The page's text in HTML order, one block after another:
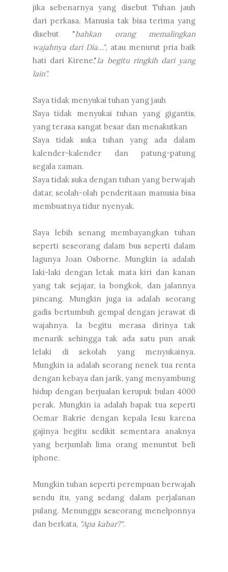
jika sebenarnya yang disebut Tuhan jauh
dari perkasa. Manusia tak bisa terima yang
disebut "bahkan orang memalingkan
wajahnya dari Dia...", atau menurut pria baik
hati dari Kirene,"Ia begitu ringkih dari yang
lain".
Saya tidak menyukai tuhan yang jauh
Saya tidak menyukai tuhan yang gigantis,
yang terasa sangat besar dan menakutkan
Saya tidak suka tuhan yang ada dalam
kalender-kalender dan patung-patung
segala zaman.
Saya tidak suka dengan tuhan yang berwajah
datar, seolah-olah penderitaan manusia bisa
membuatnya tidur nyenyak.
Saya lebih senang membayangkan tuhan
seperti seseorang dalam bus seperti dalam
lagunya Joan Osborne. Mungkin ia adalah
laki-laki dengan letak mata kiri dan kanan
yang tak sejajar, ia bongkok, dan jalannya
pincang. Mungkin juga ia adalah seorang
gadis bertumbuh gempal dengan jerawat di
wajahnya. Ia begitu merasa dirinya tak
menarik sehingga tak ada satu pun anak
lelaki di sekolah yang menyukainya.
Mungkin ia adalah seorang nenek tua renta
dengan kebaya dan jarik, yang menyambung
hidup dengan berjualan kerupuk bulan 4000
perak. Mungkin ia adalah bapak tua seperti
Oemar Bakrie dengan kepala lesu karena
gajinya begitu sedikit sementara anaknya
yang berjumlah lima orang menuntut beli
iphone.
Mungkin tuhan seperti perempuan berwajah
sendu itu, yang sedang dalam perjalanan
pulang. Menunggu seseorang menelponnya
dan berkata, "Apa kabar?".